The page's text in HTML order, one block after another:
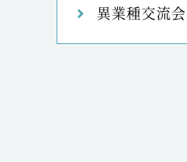
異業種交流会